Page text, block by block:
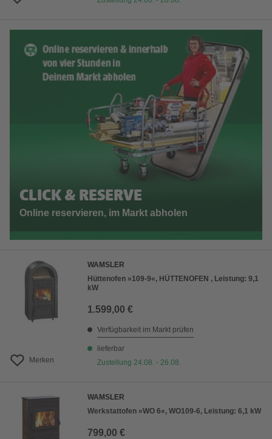
CLICK & RESERVE
Online reservieren, im Markt abholen
Merken
WAMSLER
Hüttenofen »109-9«, HÜTTENOFEN , Leistung: 9,1
kW
1.599,00 €
Verfügbarkeit im Markt prüfen
lieferbar
Zustellung 24.08. - 26.08.
WAMSLER
Werkstattofen »WO 6«, WO109-6, Leistung: 6,1 kW
799,00 €